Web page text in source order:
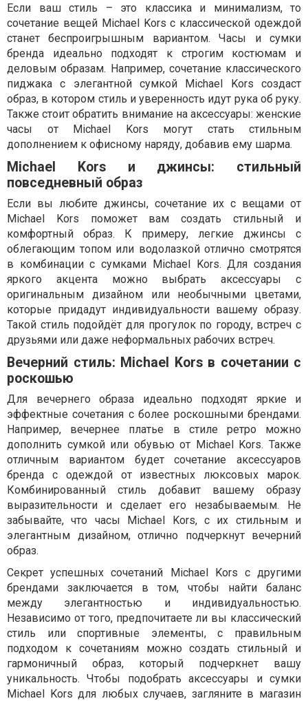
Если ваш стиль – это классика и минимализм, то
сочетание вещей Michael Kors с классической одеждой
станет беспроигрышным вариантом. Часы и сумки
бренда идеально подходят к строгим костюмам и
деловым образам. Например, сочетание классического
пиджака с элегантной сумкой Michael Kors создаст
образ, в котором стиль и уверенность идут рука об руку.
Также стоит обратить внимание на аксессуары: женские
часы от Michael Kors могут стать стильным
дополнением к офисному наряду, добавив ему шарма.
Michael Kors и джинсы: стильный
повседневный образ
Если вы любите джинсы, сочетание их с вещами от
Michael Kors поможет вам создать стильный и
комфортный образ. К примеру, легкие джинсы с
облегающим топом или водолазкой отлично смотрятся
в комбинации с сумками Michael Kors. Для создания
яркого акцента можно выбрать аксессуары с
оригинальным дизайном или необычными цветами,
которые придадут индивидуальности вашему образу.
Такой стиль подойдёт для прогулок по городу, встреч с
друзьями или даже неформальных рабочих встреч.
Вечерний стиль: Michael Kors в сочетании с
роскошью
Для вечернего образа идеально подходят яркие и
эффектные сочетания с более роскошными брендами.
Например, вечернее платье в стиле ретро можно
дополнить сумкой или обувью от Michael Kors. Также
отличным вариантом будет сочетание аксессуаров
бренда с одеждой от известных люксовых марок.
Комбинированный стиль добавит вашему образу
выразительности и сделает его незабываемым. Не
забывайте, что часы Michael Kors, с их стильным и
элегантным дизайном, отлично подчеркнут вечерний
образ.
Секрет успешных сочетаний Michael Kors с другими
брендами заключается в том, чтобы найти баланс
между элегантностью и индивидуальностью.
Независимо от того, предпочитаете ли вы классический
стиль или спортивные элементы, с правильным
подходом к сочетаниям можно создать стильный и
гармоничный образ, который подчеркнет вашу
уникальность. Чтобы подобрать аксессуары и сумки
Michael Kors для любых случаев, загляните в магазин